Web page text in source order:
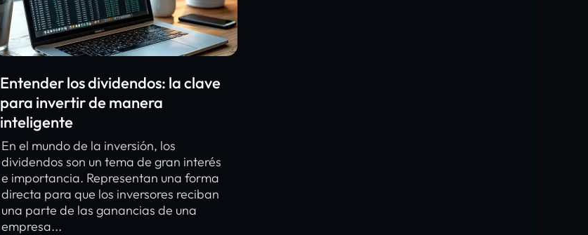
Entender los dividendos: la clave
para invertir de manera
inteligente
En el mundo de la inversión, los
dividendos son un tema de gran interés
e importancia. Representan una forma
directa para que los inversores reciban
una parte de las ganancias de una
empresa...